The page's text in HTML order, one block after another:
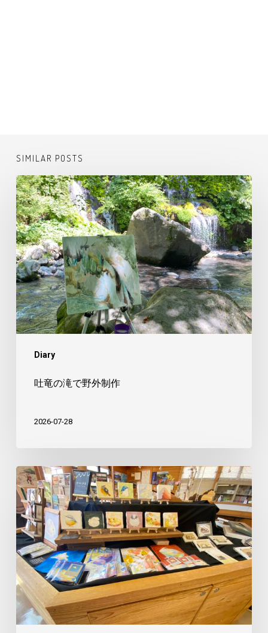
SIMILAR POSTS
Diary
吐
竜
の
滝
で
野
外
制
作
吐竜の滝で野外制作
2026-07-28
美
し
森
で
の
販
売
が
始